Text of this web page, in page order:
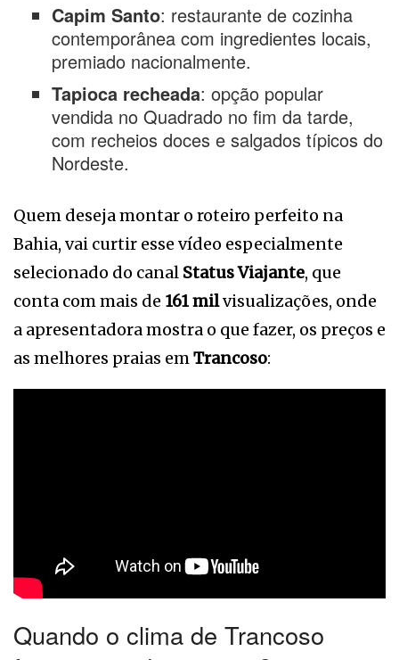
Capim Santo: restaurante de cozinha
contemporânea com ingredientes locais,
premiado nacionalmente.
Tapioca recheada: opção popular
vendida no Quadrado no fim da tarde,
com recheios doces e salgados típicos do
Nordeste.
Quem deseja montar o roteiro perfeito na
Bahia, vai curtir esse vídeo especialmente
selecionado do canal Status Viajante, que
conta com mais de 161 milvisualizações, onde
a apresentadora mostra o que fazer, os preços e
as melhores praias emTrancoso:
Quando o clima de Trancoso